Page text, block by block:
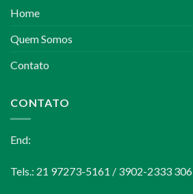
Home
Quem Somos
Contato
CONTATO
End:
Tels.: 21 97273-5161 / 3902-2333